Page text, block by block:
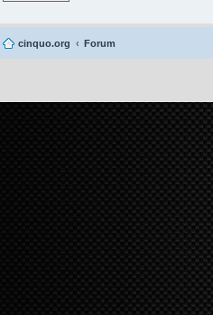
cinquo.org Forum